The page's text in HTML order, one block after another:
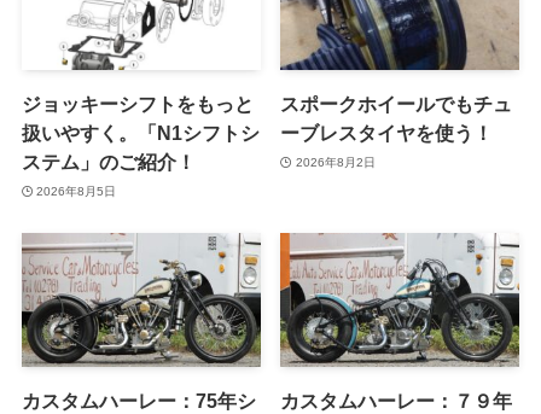
ジョッキーシフトをもっと
扱いやすく。「N1シフトシ
ステム」のご紹介！
2026年8月5日
スポークホイールでもチュ
ーブレスタイヤを使う！
2026年8月2日
カスタムハーレー：75年シ
カスタムハーレー：７９年